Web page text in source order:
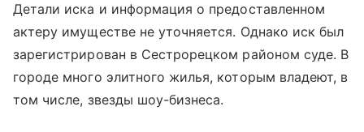
Детали иска и информация о предоставленном
актеру имуществе не уточняется. Однако иск был
зарегистрирован в Сестрорецком районом суде. В
городе много элитного жилья, которым владеют, в
том числе, звезды шоу-бизнеса.